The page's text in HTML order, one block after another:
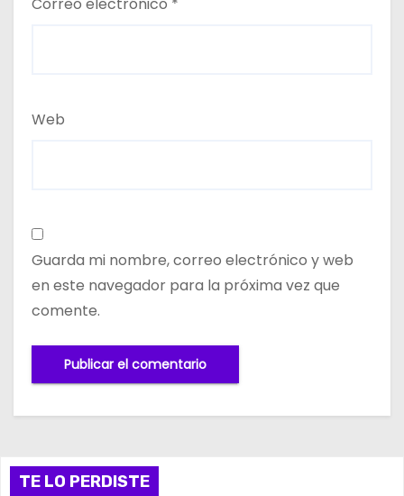
Correo electrónico *
Web
Guarda mi nombre, correo electrónico y web
en este navegador para la próxima vez que
comente.
TE LO PERDISTE